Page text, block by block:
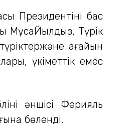
Президентінің бас
МұсаЙылдыз, Түрік
ағайын
үкіметтік емес
әншісі Ферияль
бөленді.